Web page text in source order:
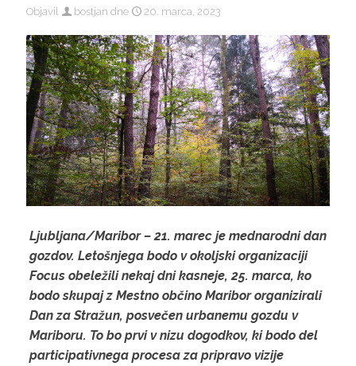
Objavil bostjan dne 20. marca, 2023
Ljubljana/Maribor – 21. marec je mednarodni dan
gozdov. Letošnjega bodo v okoljski organizaciji
Focus obeležili nekaj dni kasneje, 25. marca, ko
bodo skupaj z Mestno občino Maribor organizirali
Dan za Stražun, posvečen urbanemu gozdu v
Mariboru. To bo prvi v nizu dogodkov, ki bodo del
participativnega procesa za pripravo vizije